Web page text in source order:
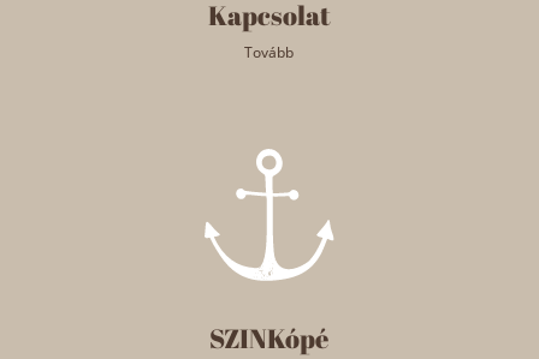
Kapcsolat
Tovább
SZINKópé